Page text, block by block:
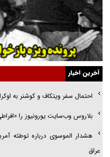
قصه ناتمام سرویس مدارس
آیا مقاومت فلسطین خلع‌سلاح می‌شود؟
الگوی وحدت‌آفرین در ادراک سیاست
گفتگوی دکتر اخوان مدیرمسئول روزنامه
هرمز»
امام حسین (ع) کشته سیرت‌های عصر
آخرین اخبار
احتمال سفر ویتکاف و کوشنر به
بلاروس وب‌سایت یورونیوز را
هشدار الموسوی درباره توطئه
عراق